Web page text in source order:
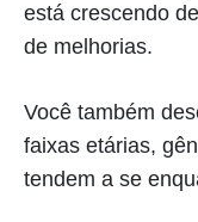
está crescendo
de melhorias.
Você também
faixas etárias,
tendem a se